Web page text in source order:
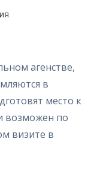
агенстве,
в
место к
возможен по
визите в